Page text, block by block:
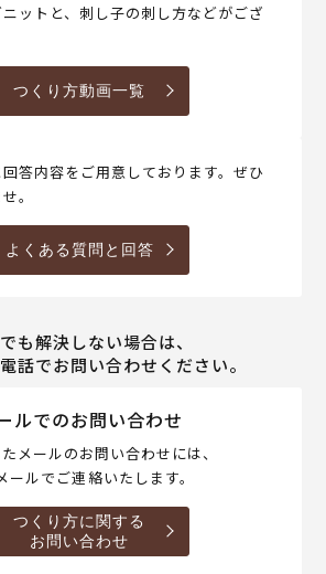
ットと、刺し子の刺し方などがござ
つくり方動画一覧
答内容をご用意しております。ぜひ
。
よくある質問と回答
も解決しない場合は、
話でお問い合わせください。
ルでのお問い合わせ
メールのお問い合わせには、
ールでご連絡いたします。
つくり方に関する
お問い合わせ